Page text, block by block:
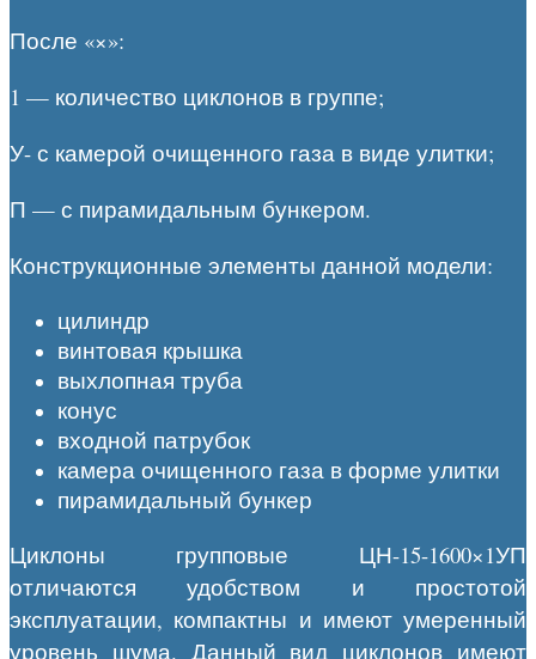
После «×»:
1 — количество циклонов в группе;
У- с камерой очищенного газа в виде улитки;
П — с пирамидальным бункером.
Конструкционные элементы данной модели:
цилиндр
винтовая крышка
выхлопная труба
конус
входной патрубок
камера очищенного газа в форме улитки
пирамидальный бункер
Циклоны групповые ЦН-15-1600×1УП
отличаются удобством и простотой
эксплуатации, компактны и имеют умеренный
уровень шума. Данный вид циклонов имеют